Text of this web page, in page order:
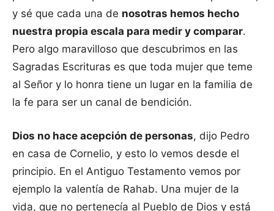
y sé que cada una de nosotras hemos hecho
nuestra propia escala para medir y comparar.
Pero algo maravilloso que descubrimos en las
Sagradas Escrituras es que toda mujer que teme
al Señor y lo honra tiene un lugar en la familia de
la fe para ser un canal de bendición.
Dios no hace acepción de personas, dijo Pedro
en casa de Cornelio, y esto lo vemos desde el
principio. En el Antiguo Testamento vemos por
ejemplo la valentía de Rahab. Una mujer de la
vida, que no pertenecía al Pueblo de Dios y está